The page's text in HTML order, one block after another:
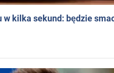
w kilka sekund: będzie